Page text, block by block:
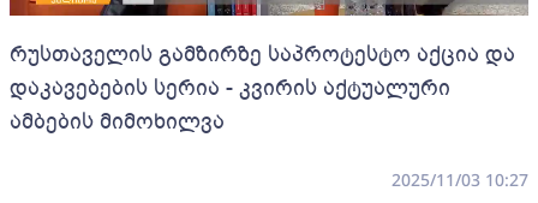
რუსთაველის გამზირზე საპროტესტო აქცია და
დაკავებების სერია - კვირის აქტუალური
ამბების მიმოხილვა
2025/11/03 10:27